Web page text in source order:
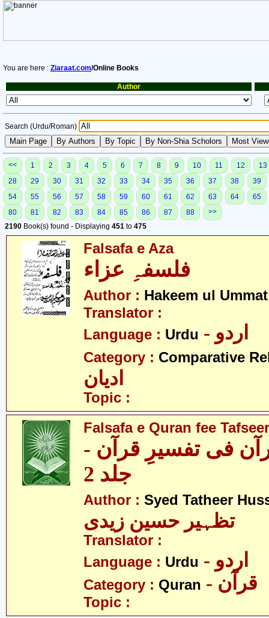
You are here : Ziaraat.com/Online Books
Author
Search (Urdu/Roman)
<< 1 2 3 4 5 6 7 8 9 10 11 12
13
28
29 30 31 32 33 34 35 36 37 38
39
54
55 56 57 58 59 60 61 62 63 64
65
80
81 82 83 84 85 86 87 88
>>
2190 Book(s) found - Displaying 451 to 475
Falsafa e Aza
فلسفہِ عزاء
Author : Hakeem ul Ummat
Translator :
Language : Urdu - اردو
Category : Comparative
ادیان
Topic :
Falsafa e Quran fee
فی تفسیرِ قرآن -
جلد 2
Author : Syed Tatheer
تظہیر حسین زیدی
Translator :
Language : Urdu - اردو
Category : Quran - قرآن
Topic :